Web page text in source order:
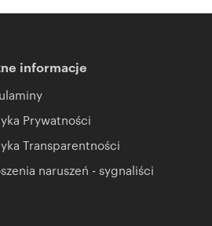
informacje
Prywatności
Transparentności
naruszeń - sygnaliści